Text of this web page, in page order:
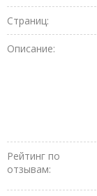
Страниц:
Описание:
Рейтинг по
отзывам: